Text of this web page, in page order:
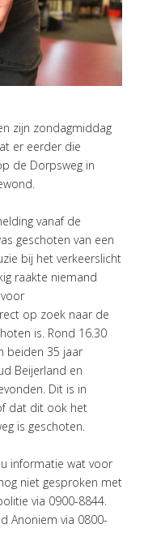
zijn zondagmiddag
er eerder die
de Dorpsweg in
vanaf de
geschoten van een
bij het verkeerslicht
raakte niemand
op zoek naar de
is. Rond 16.30
beiden 35 jaar
Beijerland en
Dit is in
dat dit ook het
is geschoten.
informatie wat voor
niet gesproken met
via 0900-8844.
Anoniem via 0800-